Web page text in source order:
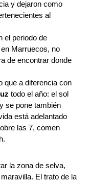
y dejaron como
al
el periodo de
Marruecos, no
de encontrar donde
que a diferencia con
todo el año: el sol
se pone también
está adelantado
las 7, comen
la zona de selva,
El trato de la